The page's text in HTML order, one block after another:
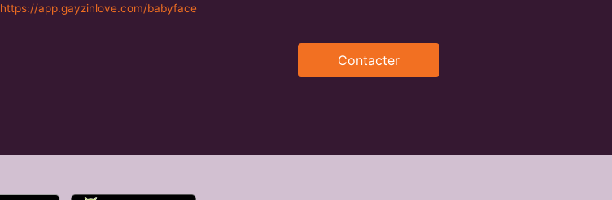
https://app.gayzinlove.com/babyface
Contacter